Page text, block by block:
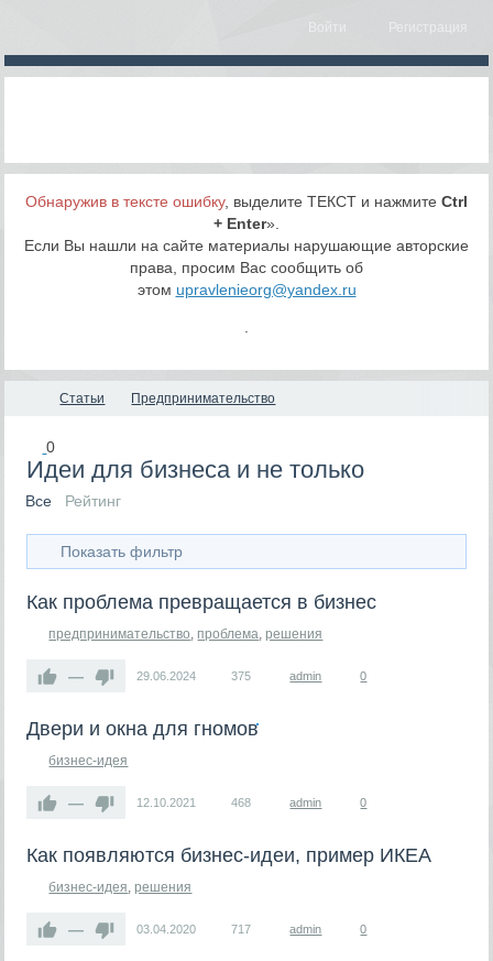
Войти Регистрация
Обнаружив в тексте ошибку, выделите ТЕКСТ и нажмите Ctrl
+ Enter».
Если Вы нашли на сайте материалы нарушающие авторские
права, просим Вас сообщить об
этом upravlenieorg@yandex.ru
Статьи Предпринимательство
0
Идеи для бизнеса и не только
Все Рейтинг
Показать фильтр
Как проблема превращается в бизнес
предпринимательство, проблема,решения
— 29.06.2024 375 admin 0
Двери и окна для гномов
бизнес-идея
— 12.10.2021 468 admin 0
Как появляются бизнес-идеи, пример ИКЕА
бизнес-идея,решения
— 03.04.2020 717 admin 0